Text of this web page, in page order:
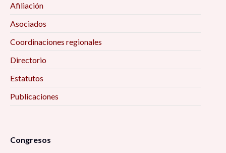
Afiliación
Asociados
Coordinaciones regionales
Directorio
Estatutos
Publicaciones
Congresos